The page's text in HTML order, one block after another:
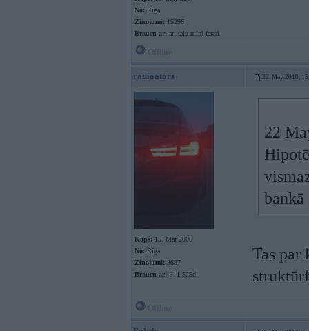
No: Rīga
Ziņojumi: 15296
Braucu ar: ar itaļu mini ferari
radiaators 22. May 2010,
Kopš: 15. Mar 2006
No: Rīga
Ziņojumi: 3687
Braucu ar: F11 525d
22
Tas par